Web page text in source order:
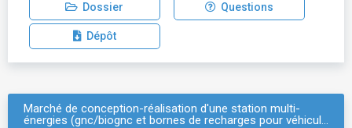
Dossier Questions
Dépôt
Marché de conception-réalisation d'une station multi-
énergies (gnc/biognc et bornes de recharges pour véhicul…